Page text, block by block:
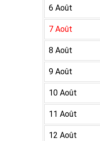
6 Août
7 Août
8 Août
9 Août
10 Août
11 Août
12 Août